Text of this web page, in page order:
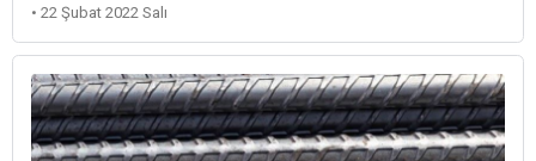
• 22 Şubat 2022 Salı